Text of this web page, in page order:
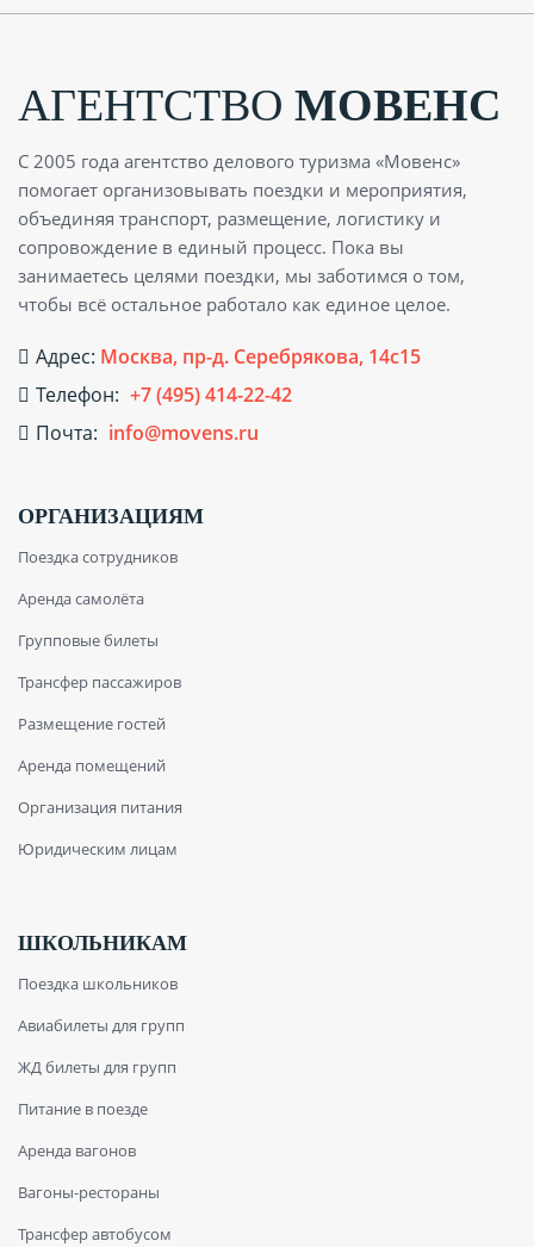
АГЕНТСТВО МОВЕНС
С 2005 года агентство делового туризма «Мовенс»
помогает организовывать поездки и мероприятия,
объединяя транспорт, размещение, логистику и
сопровождение в единый процесс. Пока вы
занимаетесь целями поездки, мы заботимся о том,
чтобы всё остальное работало как единое целое.
Адрес: Москва, пр-д. Серебрякова, 14с15
Телефон: +7 (495) 414-22-42
Почта: info@movens.ru
ОРГАНИЗАЦИЯМ
Поездка сотрудников
Аренда самолёта
Групповые билеты
Трансфер пассажиров
Размещение гостей
Аренда помещений
Организация питания
Юридическим лицам
ШКОЛЬНИКАМ
Поездка школьников
Авиабилеты для групп
ЖД билеты для групп
Питание в поезде
Аренда вагонов
Вагоны-рестораны
Трансфер автобусом